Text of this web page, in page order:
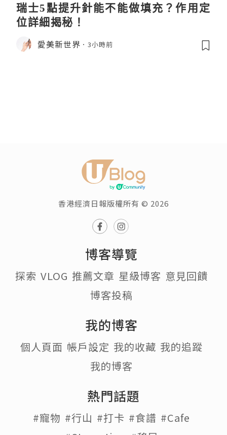
瑞士5點提升針能不能做填充？作用定
位詳細揭秘！
愛美新世界 3小時前
香港經濟日報版權所有 © 2026
博客導覽
探索 VLOG 推薦文章 星級博客 意見回饋
博客投稿
我的博客
個人頁面 帳戶設定 我的收藏 我的追蹤
我的博客
熱門話題
#寵物 #行山 #打卡 #食譜 #Cafe